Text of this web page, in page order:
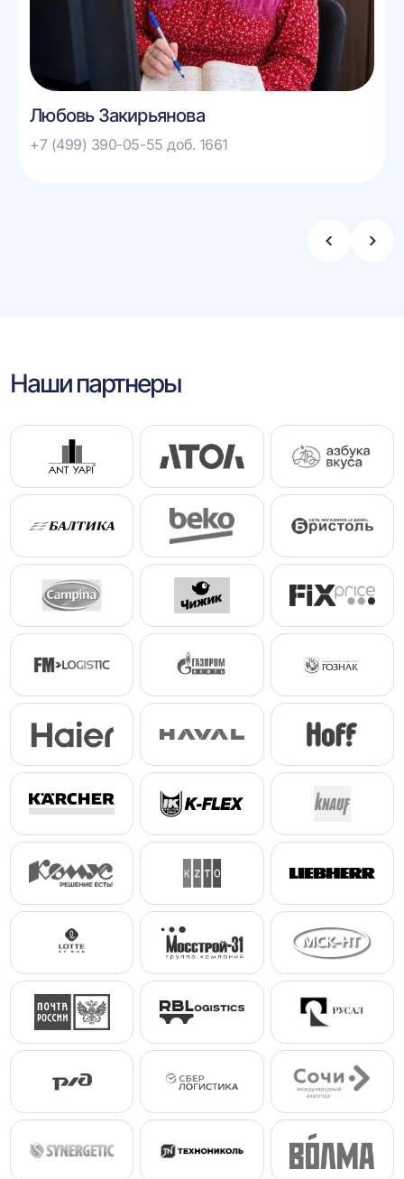
Любовь Закирьянова
+7 (499) 390-05-55 доб. 1661
Стрелка
Наши партнеры